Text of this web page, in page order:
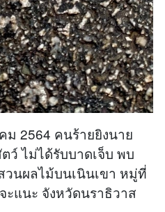
2564 คนร้ายยิงนาย
ไม่ได้รับบาดเจ็บ พบ
นผลไม้บนเนินเขา หมู่ที่
ะแนะ จังหวัดนราธิวาส